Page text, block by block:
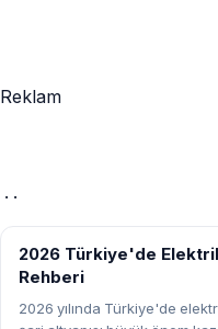
Reklam
· ·
REHBER
2026 Türkiye'de
Rehberi
2026 yılında Türkiye'de